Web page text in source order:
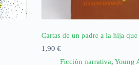
Cartas de un padre a la hija
1,90€
Ficción narrativa, Young